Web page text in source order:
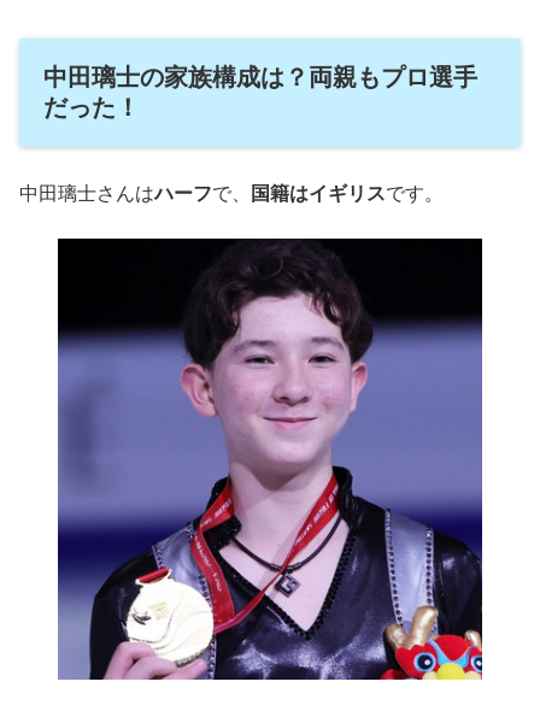
中田璃士の家族構成は？両親もプロ選手
だった！
中田璃士さんはハーフで、 国籍はイギリスです。